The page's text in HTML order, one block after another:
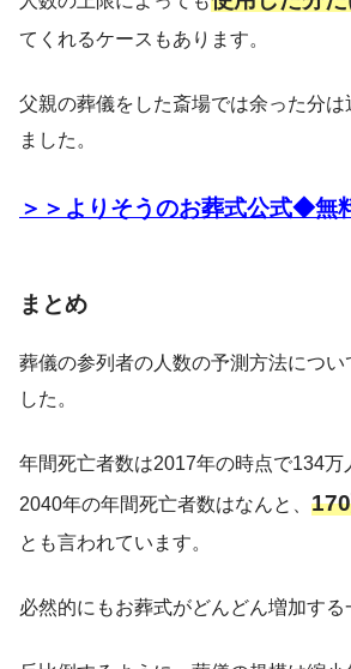
てくれるケースもあります。
父親の葬儀をした斎場では余った分は
ました。
＞＞よりそうのお葬式公式◆無
まとめ
葬儀の参列者の人数の予測方法につい
した。
年間死亡者数は2017年の時点で134万
2040年の年間死亡者数はなんと、
とも言われています。
必然的にもお葬式がどんどん増加する